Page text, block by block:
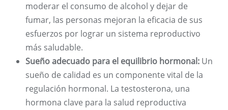
moderar el consumo de alcohol y dejar de
fumar, las personas mejoran la eficacia de sus
esfuerzos por lograr un sistema reproductivo
más saludable.
Sueño adecuado para el equilibrio hormonal: Un
sueño de calidad es un componente vital de la
regulación hormonal. La testosterona, una
hormona clave para la salud reproductiva